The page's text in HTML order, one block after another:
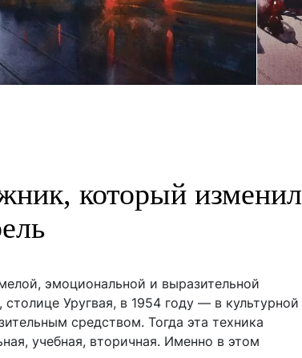
который изменил
эмоциональной и выразительной
Уругвая, в 1954 году — в культурной
средством. Тогда эта техника
учебная, вторичная. Именно в этом